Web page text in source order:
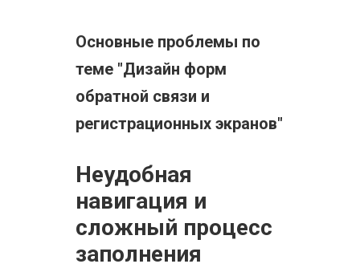
Основные проблемы по
теме "Дизайн форм
обратной связи и
регистрационных экранов"
Неудобная
навигация и
сложный процесс
заполнения